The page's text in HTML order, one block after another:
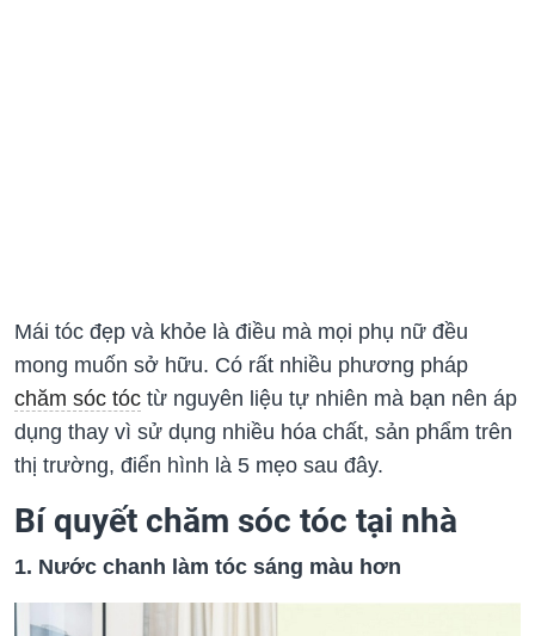
Mái tóc đẹp và khỏe là điều mà mọi phụ nữ đều
mong muốn sở hữu. Có rất nhiều phương pháp
chăm sóc tóc từ nguyên liệu tự nhiên mà bạn nên áp
dụng thay vì sử dụng nhiều hóa chất, sản phẩm trên
thị trường, điển hình là 5 mẹo sau đây.
Bí quyết chăm sóc tóc tại nhà
1. Nước chanh làm tóc sáng màu hơn